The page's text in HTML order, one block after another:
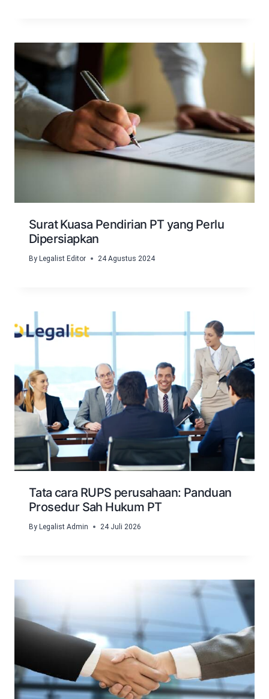
Surat Kuasa Pendirian PT yang Perlu
Dipersiapkan
By Legalist Editor 24 Agustus 2024
Tata cara RUPS perusahaan: Panduan
Prosedur Sah Hukum PT
By Legalist Admin 24 Juli 2026